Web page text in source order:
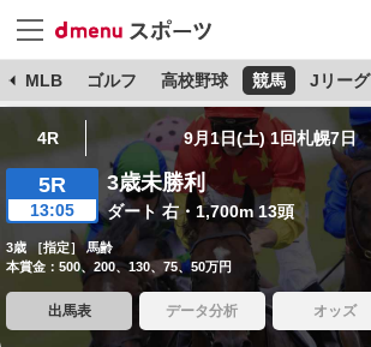
MLB ゴルフ 高校野球 競馬 Jリーグ
4R 9月1日(土) 1回札幌7日
5R
13:05
3歳未勝利
ダート 右・1,700m 13頭
3歳 ［指定］ 馬齢
本賞金：500、200、130、75、50万円
出馬表 データ分析 オッズ